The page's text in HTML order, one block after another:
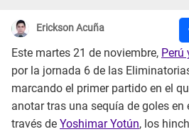
Erickson Acuña
Este martes 21 de noviembre, Perú
por la jornada 6 de las
marcando el primer partido en el
anotar tras una sequía de goles
través de Yoshimar Yotún, los